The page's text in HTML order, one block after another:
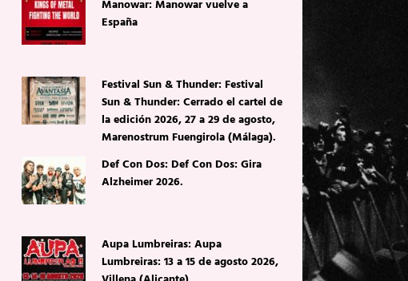
Manowar: Manowar vuelve a
España
Festival Sun & Thunder: Festival
Sun & Thunder: Cerrado el cartel de
la edición 2026, 27 a 29 de agosto,
Marenostrum Fuengirola (Málaga).
Def Con Dos: Def Con Dos: Gira
Alzheimer 2026.
Aupa Lumbreiras: Aupa
Lumbreiras: 13 a 15 de agosto 2026,